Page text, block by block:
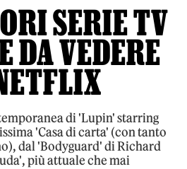
SERIE TV
DA VEDERE
di 'Lupin' starring
'Casa di carta' (con tanto
dal 'Bodyguard' di Richard
più attuale che mai